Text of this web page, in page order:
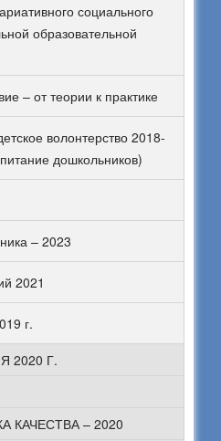
социального
образовательной
– от теории к практике
волонтерство 2018-
дошкольников)
– 2023
2021
г.
2020 Г.
КАЧЕСТВА – 2020